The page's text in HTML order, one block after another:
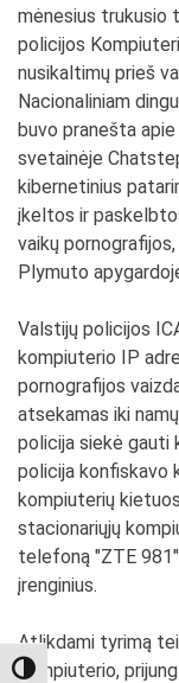
TOGGLE HIGH
mėnesius trukusio
policijos
nusikaltimų prieš
Nacionaliniam
buvo pranešta
svetainėje
kibernetinius
įkeltos ir
vaikų
Plymuto
Valstijų policijos
kompiuterio IP
pornografijos
atsekamas iki
policija siekė gauti
policija konfiskavo
kompiuterių
stacionariųjų
telefoną "ZTE
įrenginius.
Atlikdami tyrimą
kompiuterio,